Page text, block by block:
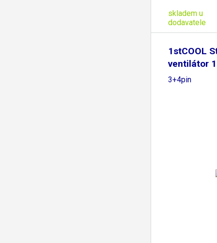
skladem u
dodavatele
1stCOOL
ventilátor
3+4pin